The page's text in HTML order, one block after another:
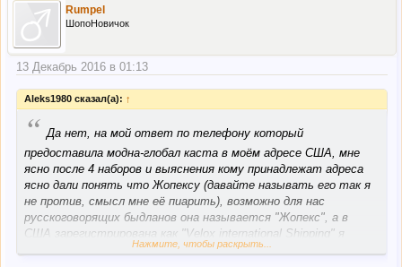
Rumpel
ШопоНовичок
13 Декабрь 2016 в 01:13
Aleks1980 сказал(а): ↑
“ Да нет, на мой ответ по телефону который
предоставила модна-глобал каста в моём адресе США, мне
ясно после 4 наборов и выяснения кому принадлежат адреса
ясно дали понять что Жопексу (давайте называть его так я
не против, смысл мне её пиарить), возможно для нас
русскоговорящих быдланов она называется "Жопекс", а в
США зарегистрирована как "Velox international Shipping" я
кстате глубже не копнул, спасибо вам, тогда вообще лафа,
Нажмите, чтобы раскрыть...